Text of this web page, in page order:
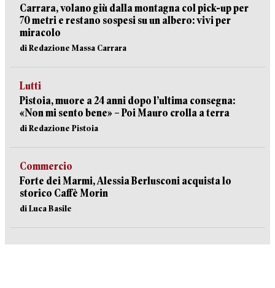
Carrara, volano giù dalla montagna col pick-up per
70 metri e restano sospesi su un albero: vivi per
miracolo
di Redazione Massa Carrara
Lutti
Pistoia, muore a 24 anni dopo l’ultima consegna:
«Non mi sento bene» – Poi Mauro crolla a terra
di Redazione Pistoia
Commercio
Forte dei Marmi, Alessia Berlusconi acquista lo
storico Caffè Morin
di Luca Basile